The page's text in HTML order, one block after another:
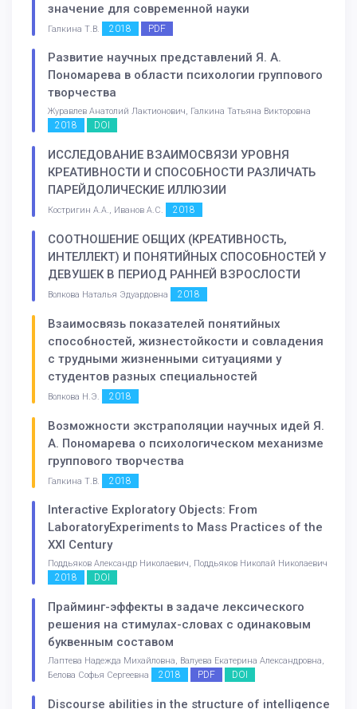
значение для современной науки
Галкина Т.В. 2018 PDF
Развитие научных представлений Я. А.
Пономарева в области психологии группового
творчества
Журавлев Анатолий Лактионович, Галкина Татьяна Викторовна
2018 DOI
ИССЛЕДОВАНИЕ ВЗАИМОСВЯЗИ УРОВНЯ
КРЕАТИВНОСТИ И СПОСОБНОСТИ РАЗЛИЧАТЬ
ПАРЕЙДОЛИЧЕСКИЕ ИЛЛЮЗИИ
Костригин А.А., Иванов А.С. 2018
СООТНОШЕНИЕ ОБЩИХ (КРЕАТИВНОСТЬ,
ИНТЕЛЛЕКТ) И ПОНЯТИЙНЫХ СПОСОБНОСТЕЙ У
ДЕВУШЕК В ПЕРИОД РАННЕЙ ВЗРОСЛОСТИ
Волкова Наталья Эдуардовна 2018
Взаимосвязь показателей понятийных
способностей, жизнестойкости и совладения
с трудными жизненными ситуациями у
студентов разных специальностей
Волкова Н.Э. 2018
Возможности экстраполяции научных идей Я.
А. Пономарева о психологическом механизме
группового творчества
Галкина Т.В. 2018
Interactive Exploratory Objects: From
LaboratoryExperiments to Mass Practices of the
XXI Century
Поддьяков Александр Николаевич, Поддьяков Николай Николаевич
2018 DOI
Прайминг-эффекты в задаче лексического
решения на стимулах-словах с одинаковым
буквенным составом
Лаптева Надежда Михайловна, Валуева Екатерина Александровна,
Белова Софья Сергеевна
2018 PDF DOI
Discourse abilities in the structure of intelligence